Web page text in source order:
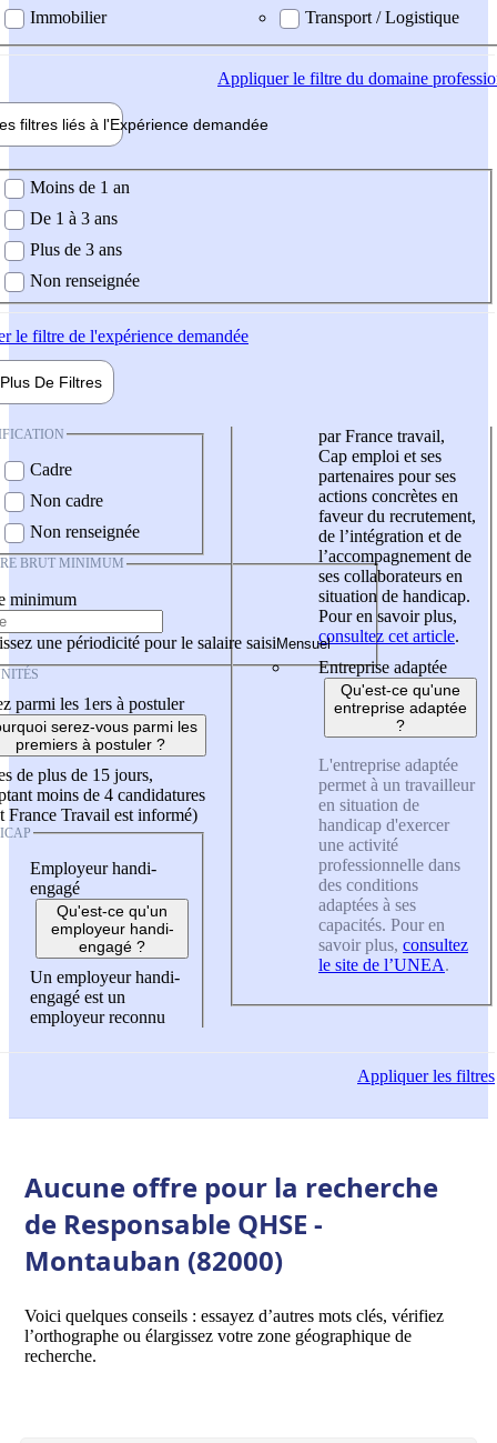
Immobilier
Transport / Logistique
Appliquerle filtre du domaine
filtres liés à l'Expérience demandée
demandée
Moins de 1 an
De 1 à 3 ans
Plus de 3 ans
Non renseignée
le filtre de l'expérience demandée
Plus De Filtres
Cadre
Non cadre
Non renseignée
BRUT MINIMUM
minimum
une périodicité pour le salaire saisi
parmi les 1ers à postuler
serez-vous parmi les
premiers à postuler ?
de plus de 15 jours,
moins de 4 candidatures
France Travail est informé)
Employeur handi-
engagé
Qu'est-ce qu'un
employeur handi-
engagé ?
Un employeur handi-
engagé est un
employeur reconnu
par France travail,
Cap emploi et ses
partenaires pour ses
actions concrètes en
faveur du recrutement,
de l’intégration et de
l’accompagnement de
ses collaborateurs en
situation de handicap.
Pour en savoir plus,
consultez cet article.
Entreprise adaptée
Qu'est-ce qu'une
entreprise adaptée
?
L'entreprise adaptée
permet à un travailleur
en situation de
handicap d'exercer
une activité
professionnelle dans
des conditions
adaptées à ses
capacités. Pour en
savoir plus, consultez
le site de l’UNEA.
Appliquerles filtres
Aucune offre pour la recherche
de Responsable QHSE -
Montauban (82000)
Voici quelques conseils : essayez d’autres mots clés, vérifiez
l’orthographe ou élargissez votre zone géographique de
recherche.